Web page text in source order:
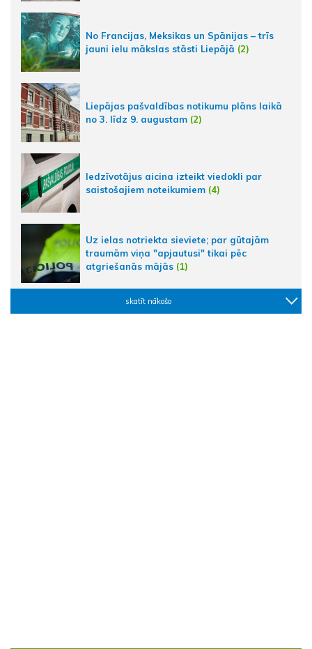
No Francijas, Meksikas un Spānijas – trīs
jauni ielu mākslas stāsti Liepājā (2)
Liepājas pašvaldības notikumu plāns laikā
no 3. līdz 9. augustam (2)
Iedzīvotājus aicina izteikt viedokli par
saistošajiem noteikumiem (4)
Uz ielas notriekta sieviete; par gūtajām
traumām viņa "apjautusi" tikai pēc
atgriešanās mājās (1)
skatīt nākošo